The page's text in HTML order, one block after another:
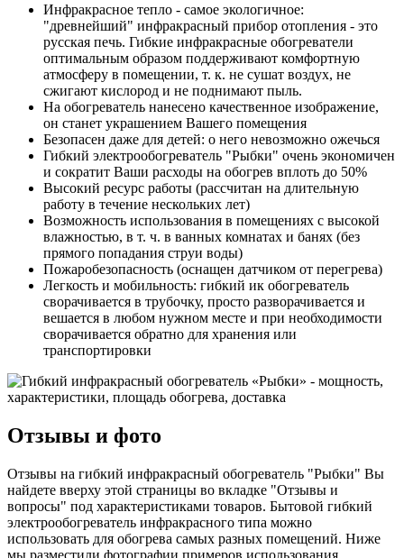
Инфракрасное тепло - самое экологичное:
"древнейший" инфракрасный прибор отопления - это
русская печь. Гибкие инфракрасные обогреватели
оптимальным образом поддерживают комфортную
атмосферу в помещении, т. к. не сушат воздух, не
сжигают кислород и не поднимают пыль.
На обогреватель нанесено качественное изображение,
он станет украшением Вашего помещения
Безопасен даже для детей: о него невозможно ожечься
Гибкий электрообогреватель "Рыбки" очень экономичен
и сократит Ваши расходы на обогрев вплоть до 50%
Высокий ресурс работы (рассчитан на длительную
работу в течение нескольких лет)
Возможность использования в помещениях с высокой
влажностью, в т. ч. в ванных комнатах и банях (без
прямого попадания струи воды)
Пожаробезопасность (оснащен датчиком от перегрева)
Легкость и мобильность: гибкий ик обогреватель
сворачивается в трубочку, просто разворачивается и
вешается в любом нужном месте и при необходимости
сворачивается обратно для хранения или
транспортировки
Отзывы и фото
Отзывы на гибкий инфракрасный обогреватель "Рыбки" Вы
найдете вверху этой страницы во вкладке "Отзывы и
вопросы" под характеристиками товаров. Бытовой гибкий
электрообогреватель инфракрасного типа можно
использовать для обогрева самых разных помещений. Ниже
мы разместили фотографии примеров использования